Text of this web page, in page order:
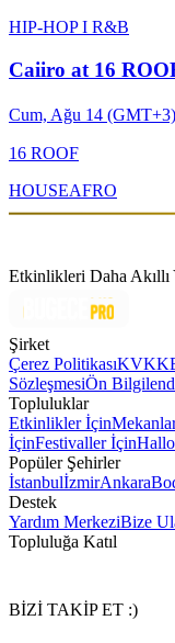
HIP-HOP I R&B
Caiiro at 16
Cum, Ağu 14 (GMT+3)
16 ROOF
HOUSEAFRO
Etkinlikleri Daha Akıllı
Şirket
Çerez PolitikasıKVKK
SözleşmesiÖn
Topluluklar
Etkinlikler İçin
İçinFestivaller İçin
Popüler Şehirler
İstanbulİzmirAnkara
Destek
Yardım MerkeziBize
Topluluğa Katıl
BİZİ TAKİP ET :)